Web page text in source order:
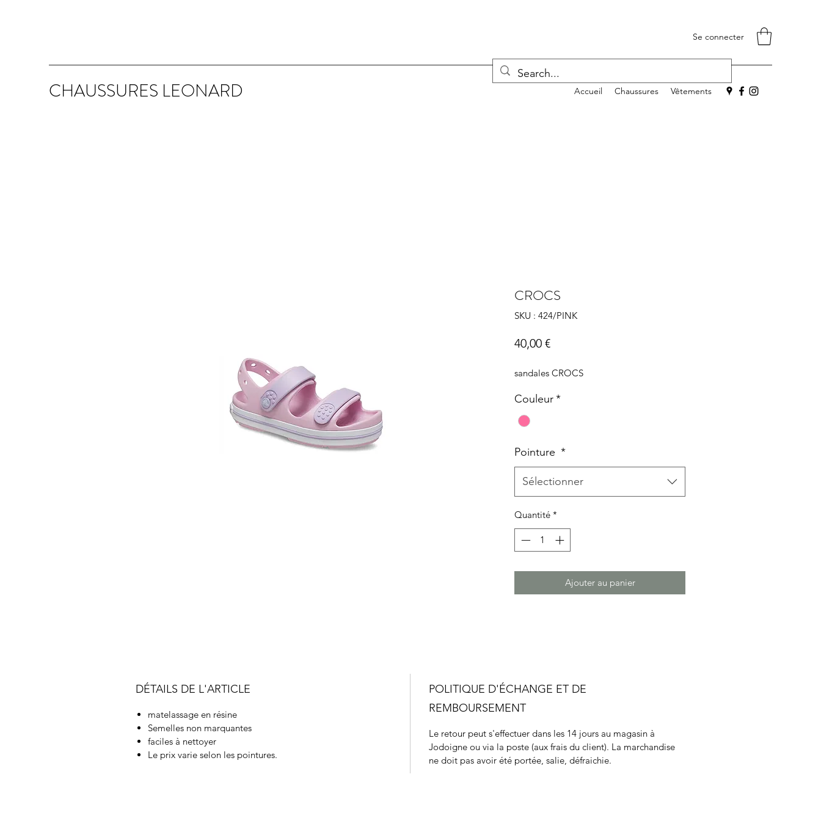
Se connecter
CHAUSSURES LEONARD Accueil Chaussures Vêtements
CROCS
SKU : 424/PINK
40,00 €Prix
sandales CROCS
Couleur*
Pointure *
Sélectionner
Quantité *
Ajouter au panier
DÉTAILS DE L'ARTICLE
matelassage en résine
Semelles non marquantes
faciles à nettoyer
Le prix varie selon les pointures.
POLITIQUE D'ÉCHANGE ET DE
REMBOURSEMENT
Le retour peut s'effectuer dans les 14 jours au magasin à
Jodoigne ou via la poste (aux frais du client). La marchandise
ne doit pas avoir été portée, salie, défraichie.